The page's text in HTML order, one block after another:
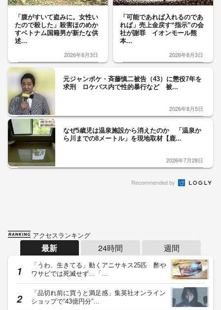
「腹がすいて盗みに。女性い
たので殺した」殺害ほのめか
すベトナム国籍男が新たな供
述...
2026年8月3日
「可能であれば入れるのであ
れば」売上金戻す“指示”の会
社が謝罪 イオンモール熊
本...
2026年8月3日
元ジャンポケ・斉藤慎二被告（43）に懲役7年を
求刑 ロケバス内で性的暴行など 被...
2026年8月5日
なぜ5歳児は温泉施設から消えたのか 「温泉か
ら川までの8メートル」を現地取材【鹿...
2026年7月28日
Recommended by
アクセスランキング
最新 24時間 週間
「うわ、生きてる」動くアニサキス25匹 酢や
ワサビでは死滅せず…「…
「品切れ前に買うと満足感」集英社オンライン
ショップで“43億円分”…